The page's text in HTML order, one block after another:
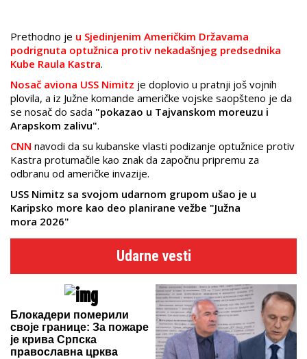
Prethodno je u Sjedinjenim Američkim Državama
podrignuta optužnica protiv nekadašnjeg predsednika
Kube Raula Kastra.
Nosač aviona USS Nimitz je doplovio u pratnji još vojnih
plovila, a iz Južne komande američke vojske saopšteno je da
se nosač do sada "pokazao u Tajvanskom moreuzu i
Arapskom zalivu".
CNN navodi da su kubanske vlasti podizanje optužnice protiv
Kastra protumačile kao znak da započnu pripremu za
odbranu od američke invazije.
USS Nimitz sa svojom udarnom grupom ušao je u
Karipsko more kao deo planirane vežbe "Južna
mora 2026"
Udarne vesti
Блокадери померили
своје границе: За пожаре
је крива Српска
православна црква